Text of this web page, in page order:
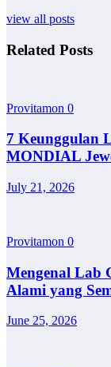
view all posts
Related Posts
Provitamon 0
7 Keunggulan
MONDIAL
July 21, 2026
Provitamon 0
Mengenal Lab
Alami yang
June 25, 2026